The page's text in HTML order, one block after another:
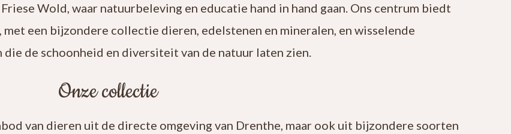
Wold, waar natuurbeleving en educatie hand in hand gaan. Ons centrum biedt
een bijzondere collectie dieren, edelstenen en mineralen, en wisselende
de schoonheid en diversiteit van de natuur laten zien.
Onze collectie
van dieren uit de directe omgeving van Drenthe, maar ook uit bijzondere soorten